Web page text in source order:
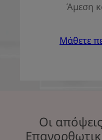
Άμεση
Μάθετε
Οι